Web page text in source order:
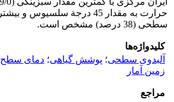
حرارت به مقدار 45 درجة سلسیوس
سطحی (38 درصد) مشخص است.
کلیدواژه‌ها
آلبدوی سطحی؛ پوشش گیاهی؛ دمای سطح
زمین آمار
مراجع